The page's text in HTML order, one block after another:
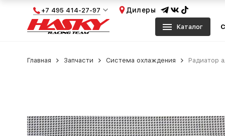
+7 495 414-27-97 Дилеры
Каталог
Главная Запчасти Система охлаждения Радиатор